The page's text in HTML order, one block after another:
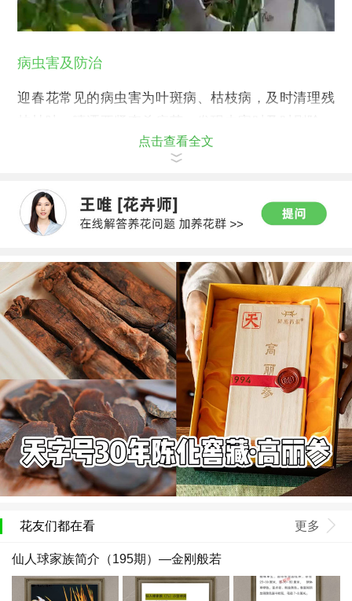
病虫害及防治
迎春花常见的病虫害为叶斑病、枯枝病，及时清理残
点击查看全文
花友们都在看 更多
仙人球家族简介（195期）—金刚般若